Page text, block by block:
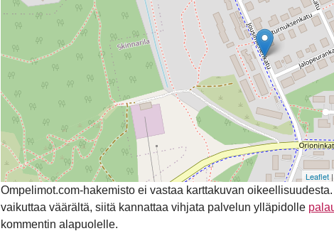
Leaflet
Ompelimot.com-hakemisto ei vastaa karttakuvan
vaikuttaa väärältä, siitä kannattaa vihjata palvelun ylläpidolle
kommentin alapuolelle.